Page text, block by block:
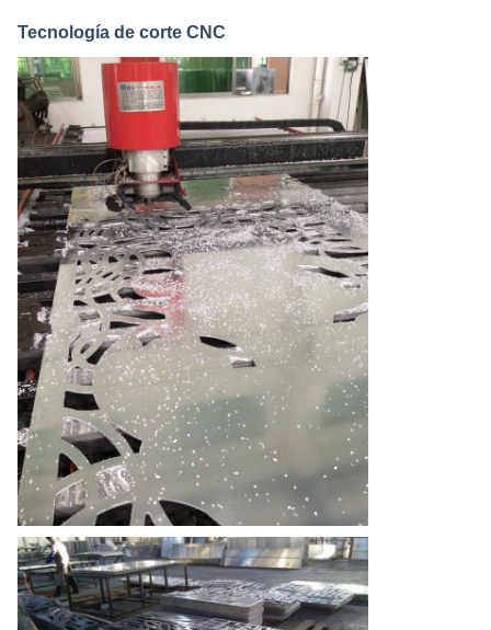
Tecnología de corte CNC